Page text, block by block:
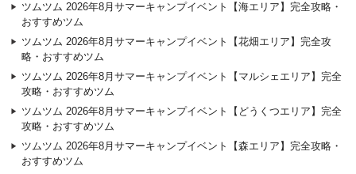
ツムツム 2026年8月サマーキャンプイベント【海エリア】完全攻略・
おすすめツム
ツムツム 2026年8月サマーキャンプイベント【花畑エリア】完全攻
略・おすすめツム
ツムツム 2026年8月サマーキャンプイベント【マルシェエリア】完全
攻略・おすすめツム
ツムツム 2026年8月サマーキャンプイベント【どうくつエリア】完全
攻略・おすすめツム
ツムツム 2026年8月サマーキャンプイベント【森エリア】完全攻略・
おすすめツム